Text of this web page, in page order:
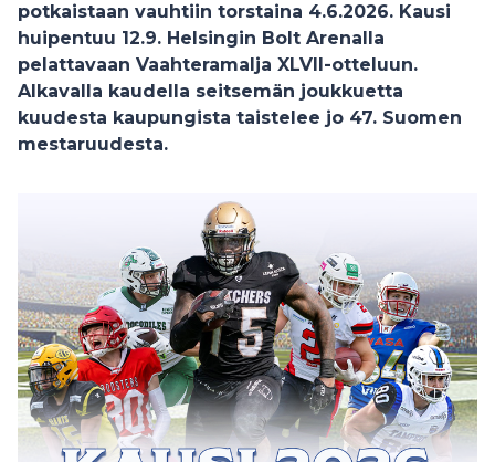
potkaistaan vauhtiin torstaina 4.6.2026. Kausi
huipentuu 12.9. Helsingin Bolt Arenalla
pelattavaan Vaahteramalja XLVII-otteluun.
Alkavalla kaudella seitsemän joukkuetta
kuudesta kaupungista taistelee jo 47. Suomen
mestaruudesta.